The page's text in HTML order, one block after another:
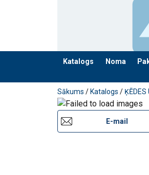
Katalogs Noma
Pievienots jūsu
Sākums / Katalogs / ĶĒDES
E-mail